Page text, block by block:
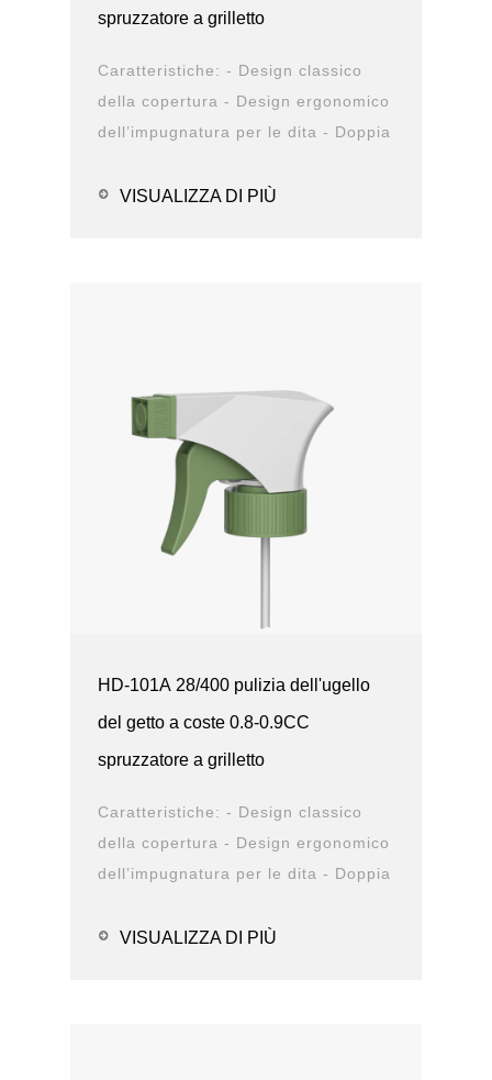
spruzzatore a grilletto
Caratteristiche: - Design classico
della copertura - Design ergonomico
dell’impugnatura per le dita - Doppia
durevole -...
VISUALIZZA DI PIÙ
HD-101A 28/400 pulizia dell'ugello
del getto a coste 0.8-0.9CC
spruzzatore a grilletto
Caratteristiche: - Design classico
della copertura - Design ergonomico
dell’impugnatura per le dita - Doppia
durevole -...
VISUALIZZA DI PIÙ